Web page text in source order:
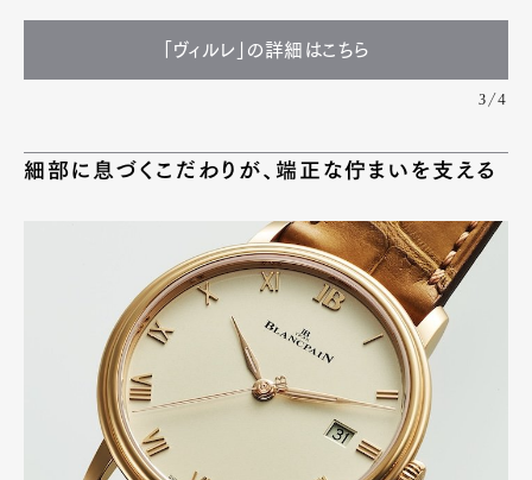
「ヴィルレ」の詳細はこちら
3/4
細部に息づくこだわりが、端正な佇まいを支える